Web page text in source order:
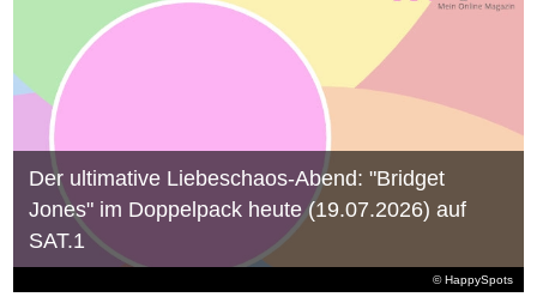
© HappySpots
Der ultimative Liebeschaos-Abend: "Bridget
Jones" im Doppelpack heute (19.07.2026) auf
SAT.1